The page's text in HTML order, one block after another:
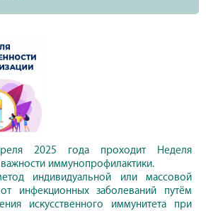
2025 года проходит Неделя
иммунопрофилактики.
индивидуальной или массовой
инфекционных заболеваний путём
искусственного иммунитета при